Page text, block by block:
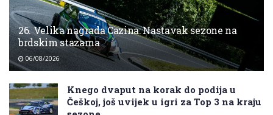
26. Velika nagrada Cazina: Nastavak sezone na
brdskim stazama
06/08/2026
Knego dvaput na korak do podija u
Češkoj, još uvijek u igri za Top 3 na kraju